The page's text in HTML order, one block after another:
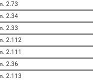
2.73
2.34
2.33
2.112
2.111
2.36
2.113